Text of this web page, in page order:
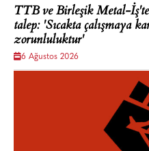
TTB ve Birleşik Metal-
talep: 'Sıcakta çalışmaya
zorunluluktur'
6 Ağustos 2026